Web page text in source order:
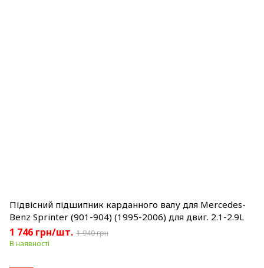
Підвісний підшипник карданного валу для Mercedes-
Benz Sprinter (901-904) (1995-2006) для двиг. 2.1-2.9L
1 746 грн/шт. 1 940 грн
В наявності